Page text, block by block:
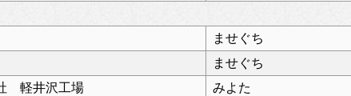
ませぐち
ませぐち
軽井沢工場
みよた